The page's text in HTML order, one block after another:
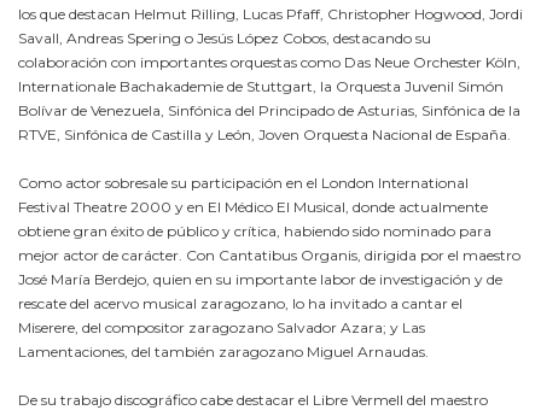
los que destacan Helmut Rilling, Lucas Pfaff, Christopher Hogwood, Jordi
Savall, Andreas Spering o Jesús López Cobos, destacando su
colaboración con importantes orquestas como Das Neue Orchester Köln,
Internationale Bachakademie de Stuttgart, la Orquesta Juvenil Simón
Bolívar de Venezuela, Sinfónica del Principado de Asturias, Sinfónica de la
RTVE, Sinfónica de Castilla y León, Joven Orquesta Nacional de España.
Como actor sobresale su participación en el London International
Festival Theatre 2000 y en El Médico El Musical, donde actualmente
obtiene gran éxito de público y crítica, habiendo sido nominado para
mejor actor de carácter. Con Cantatibus Organis, dirigida por el maestro
José María Berdejo, quien en su importante labor de investigación y de
rescate del acervo musical zaragozano, lo ha invitado a cantar el
Miserere, del compositor zaragozano Salvador Azara; y Las
Lamentaciones, del también zaragozano Miguel Arnaudas.
De su trabajo discográfico cabe destacar el Libre Vermell del maestro